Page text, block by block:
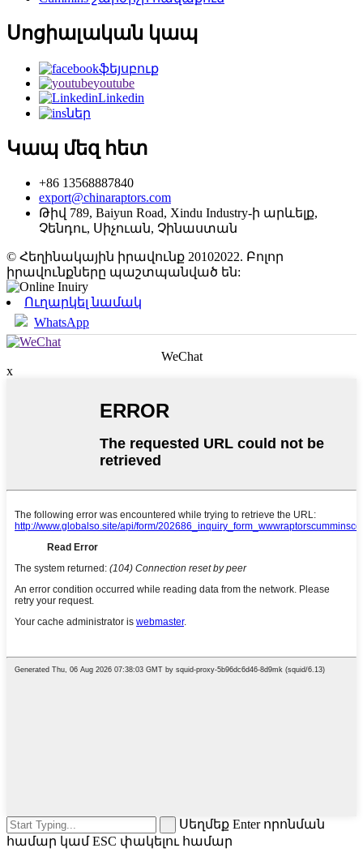
Սոցիալական կապ
ֆեյսբուք
youtube
Linkedin
ներ
Կապ մեզ հետ
+86 13568887840
export@chinaraptors.com
Թիվ 789, Baiyun Road, Xindu Industry-ի արևելք,
Չենդու, Սիչուան, Չինաստան
© Հեղինակային իրավունք 20102022. Բոլոր
իրավունքները պաշտպանված են:
Ուղարկել նամակ
WhatsApp
WeChat
x
Սեղմեք Enter որոնման
համար կամ ESC փակելու համար